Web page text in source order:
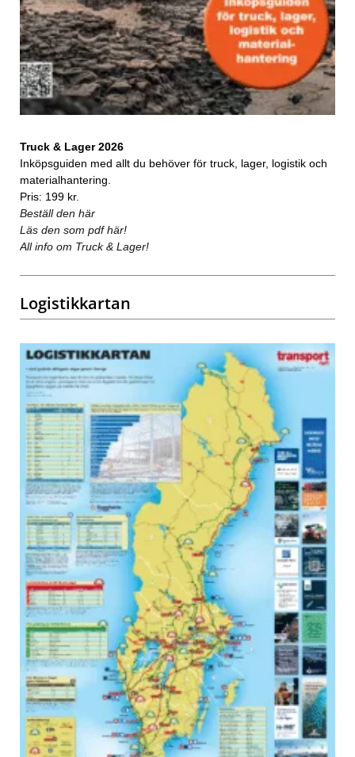
Truck & Lager 2026
Inköpsguiden med allt du behöver för truck, lager, logistik och
materialhantering.
Pris: 199 kr.
Beställ den här
Läs den som pdf här!
All info om Truck & Lager!
Logistikkartan